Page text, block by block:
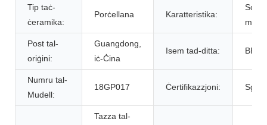
Tip taċ-
ċeramika:
Porċellana Karatteristika:
Post tal-
oriġini:
Guangdong,
iċ-Ċina
Isem tad-ditta:
Numru tal-
Mudell:
18GP017 Ċertifikazzjoni: Sgs
Tazza tal-